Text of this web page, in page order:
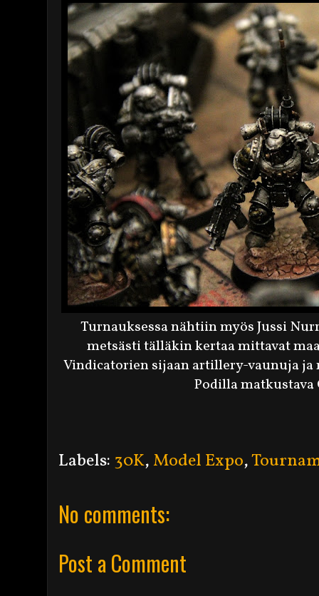
Turnauksessa nähtiin myös Jussi
metsästi tälläkin kertaa mittavat
Vindicatorien sijaan artillery-vaunuja ja
Podilla
Labels: 30K, Model Expo,
No comments:
Post a Comment